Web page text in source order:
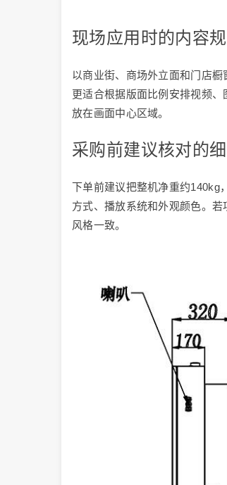
现场应用时的内容
以商业街、商场外立面和门店
更适合根据版面比例安排视频
放在画面中心区域。
采购前建议核对的
下单前建议把整机净重约
方式、播放系统和外观颜色。
风格一致。